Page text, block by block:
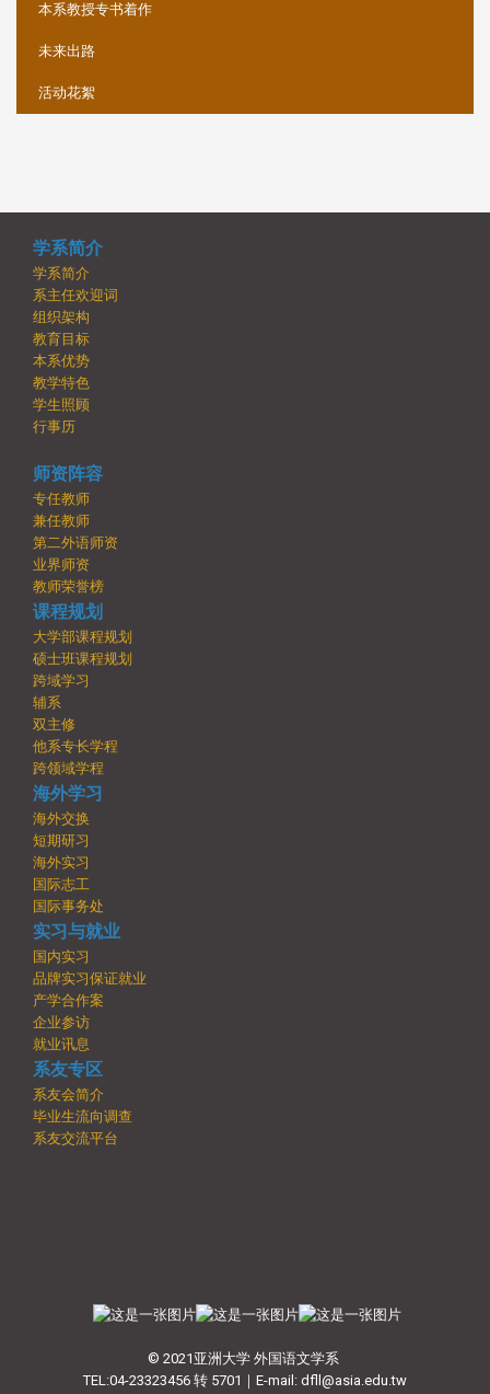
本系教授专书着作
未来出路
活动花絮
学系简介
学系简介
系主任欢迎词
组织架构
教育目标
本系优势
教学特色
学生照顾
行事历
师资阵容
专任教师
兼任教师
第二外语师资
业界师资
教师荣誉榜
课程规划
大学部课程规划
硕士班课程规划
跨域学习
辅系
双主修
他系专长学程
跨领域学程
海外学习
海外交换
短期研习
海外实习
国际志工
国际事务处
实习与就业
国内实习
品牌实习保证就业
产学合作案
企业参访
就业讯息
系友专区
系友会简介
毕业生流向调查
系友交流平台
© 2021亚洲大学 外国语文学系
TEL:04-23323456 转 5701｜E-mail: dfll@asia.edu.tw